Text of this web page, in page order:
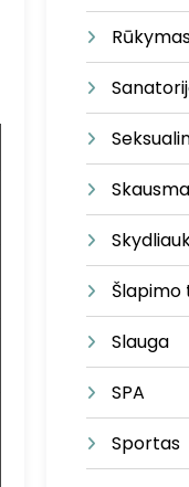
Šlapimo
Slauga
SPA
Sportas